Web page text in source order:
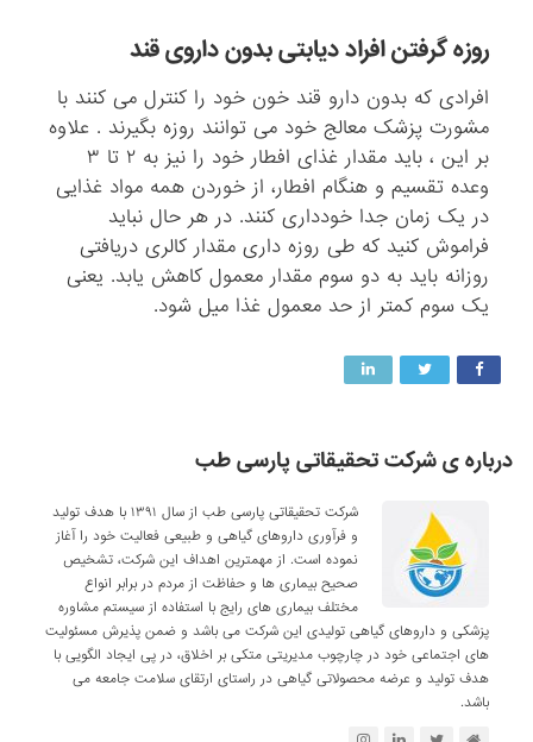
روزه گرفتن افراد دیابتی بدون داروی قند
افرادی که بدون دارو قند خون خود را کنترل می کنند با
مشورت پزشک معالج خود می توانند روزه بگیرند . علاوه
بر این ، باید مقدار غذای افطار خود را نیز به ۲ تا ۳
وعده تقسیم و هنگام افطار، از خوردن همه مواد غذایی
در یک زمان جدا خودداری کنند. در هر حال نباید
فراموش کنید که طی روزه داری مقدار کالری دریافتی
روزانه باید به دو سوم مقدار معمول کاهش یابد. یعنی
یک سوم کمتر از حد معمول غذا میل شود.
درباره ی شرکت تحقیقاتی پارسی طب
شرکت تحقیقاتی پارسی طب از سال ۱۳۹۱ با هدف تولید
و فرآوری داروهای گیاهی و طبیعی فعالیت خود را آغاز
نموده است. از مهمترین اهداف این شرکت، تشخیص
صحیح بیماری ها و حفاظت از مردم در برابر انواع
مختلف بیماری های رایج با استفاده از سیستم مشاوره
پزشکی و داروهای گیاهی تولیدی این شرکت می باشد و ضمن پذیرش مسئولیت
های اجتماعی خود در چارچوب مدیریتی متکی بر اخلاق، در پی ایجاد الگویی با
هدف تولید و عرضه محصولاتی گیاهی در راستای ارتقای سلامت جامعه می
باشد.